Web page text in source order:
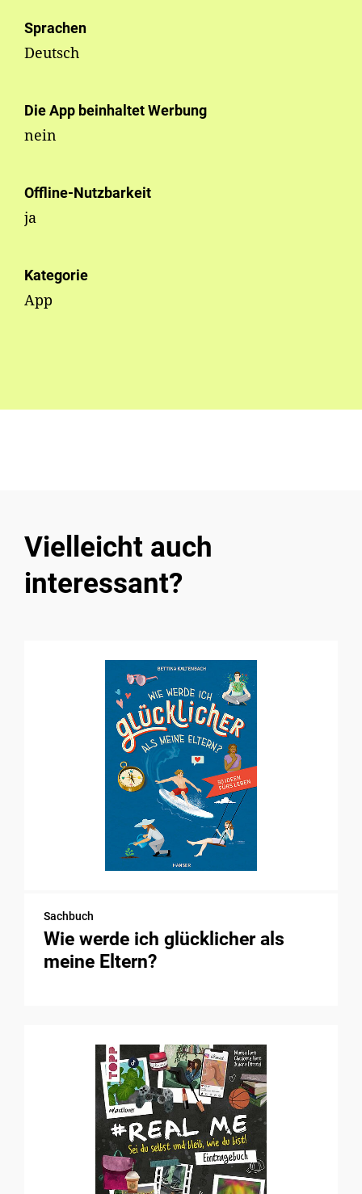
Sprachen
Deutsch
Die App beinhaltet Werbung
nein
Offline-Nutzbarkeit
ja
Kategorie
App
Vielleicht auch
interessant?
Sachbuch
Wie werde ich glücklicher als
meine Eltern?